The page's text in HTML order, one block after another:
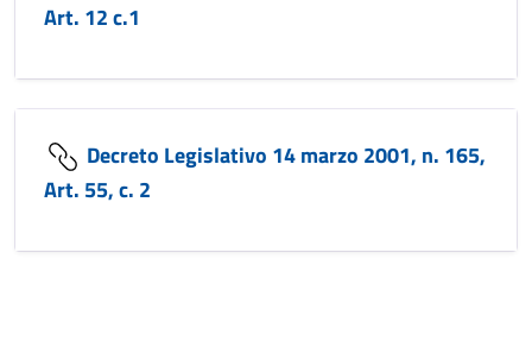
Art. 12 c.1
Decreto Legislativo 14 marzo 2001, n. 165,
Art. 55, c. 2